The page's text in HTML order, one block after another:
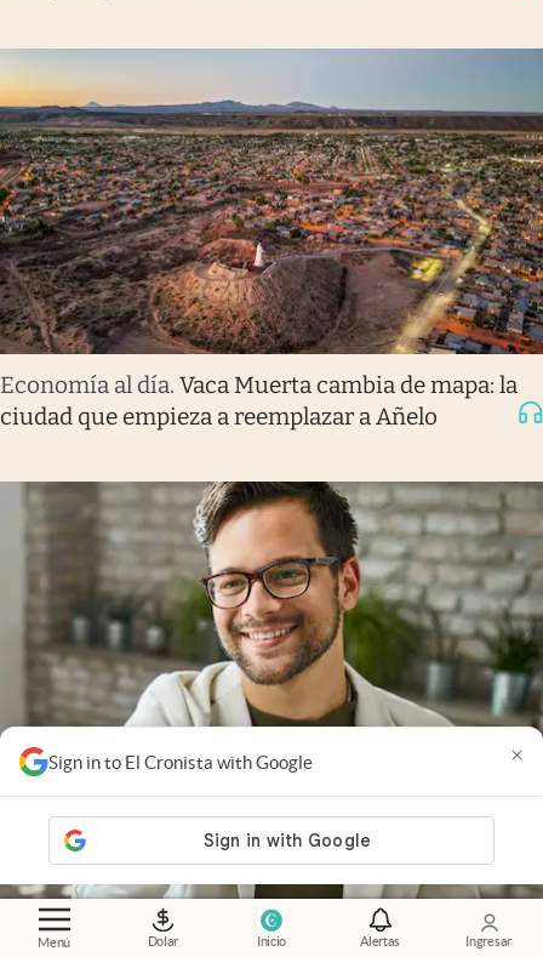
Menú Dolar Inicio Alertas Ingresar
Sign in to El Cronista with Google ×
Economía al día. Vaca Muerta cambia de mapa: la
ciudad que empieza a reemplazar a Añelo